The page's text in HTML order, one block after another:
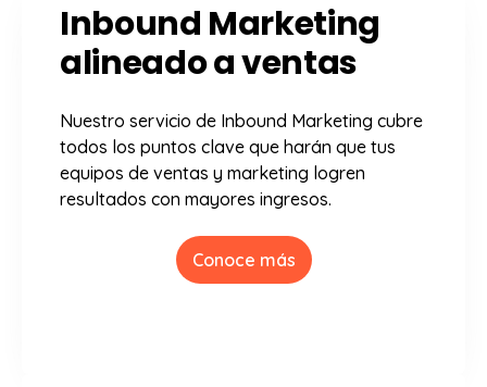
Inbound Marketing
alineado a ventas
Nuestro servicio de Inbound Marketing cubre
todos los puntos clave que harán que tus
equipos de ventas y marketing logren
resultados con mayores ingresos.
Conoce más